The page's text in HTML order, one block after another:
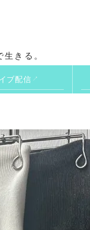
きる。
ブ配信 ↗